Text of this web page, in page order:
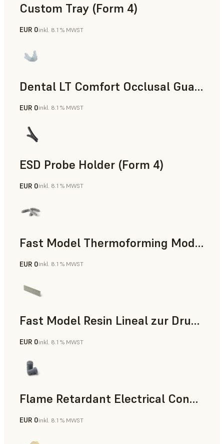
Custom Tray (Form 4)
Zahnmedizin
EUR 0inkl. 8.1 % MWST
Dental LT Comfort Occlusal Guard (Form 4)
Zahnmedizin
EUR 0inkl. 8.1 % MWST
ESD Probe Holder (Form 4)
Technik
EUR 0inkl. 8.1 % MWST
Fast Model Thermoforming Model
Zahnmedizin
EUR 0inkl. 8.1 % MWST
Fast Model Resin Lineal zur Druckzeitmessung
Standard
EUR 0inkl. 8.1 % MWST
Flame Retardant Electrical Connector (Form 4)
Technik
EUR 0inkl. 8.1 % MWST